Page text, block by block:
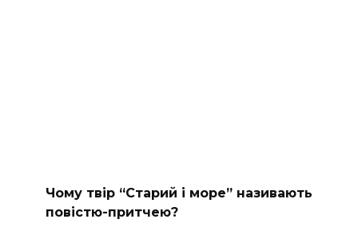
Чому твір “Старий і море” називають
повістю-притчею?